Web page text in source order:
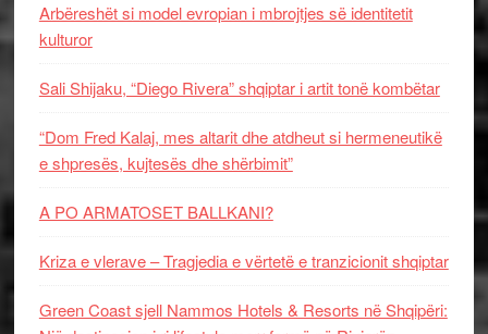
Arbëreshët si model evropian i mbrojtjes së identitetit
kulturor
Sali Shijaku, “Diego Rivera” shqiptar i artit tonë kombëtar
“Dom Fred Kalaj, mes altarit dhe atdheut si hermeneutikë
e shpresës, kujtesës dhe shërbimit”
A PO ARMATOSET BALLKANI?
Kriza e vlerave – Tragjedia e vërtetë e tranzicionit shqiptar
Green Coast sjell Nammos Hotels & Resorts në Shqipëri: